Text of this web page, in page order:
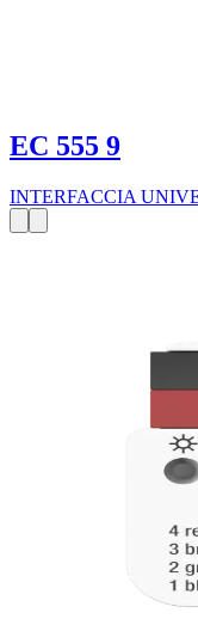
EC 555 9
INTERFACCIA